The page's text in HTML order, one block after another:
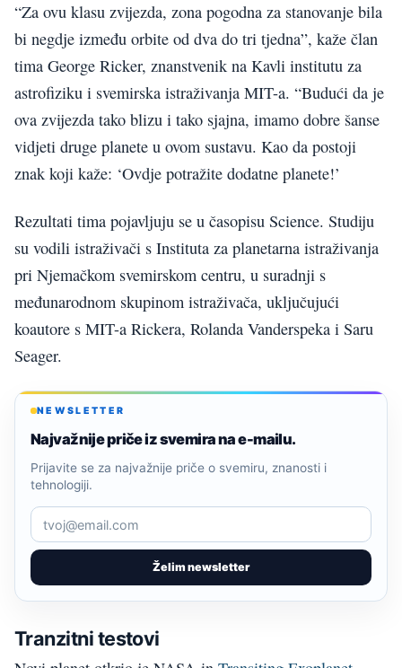
“Za ovu klasu zvijezda, zona pogodna za stanovanje bila
bi negdje između orbite od dva do tri tjedna”, kaže član
tima George Ricker, znanstvenik na Kavli institutu za
astrofiziku i svemirska istraživanja MIT-a. “Budući da je
ova zvijezda tako blizu i tako sjajna, imamo dobre šanse
vidjeti druge planete u ovom sustavu. Kao da postoji
znak koji kaže: ‘Ovdje potražite dodatne planete!’
Rezultati tima pojavljuju se u časopisu Science. Studiju
su vodili istraživači s Instituta za planetarna istraživanja
pri Njemačkom svemirskom centru, u suradnji s
međunarodnom skupinom istraživača, uključujući
koautore s MIT-a Rickera, Rolanda Vanderspeka i Saru
Seager.
NEWSLETTER
Najvažnije priče iz svemira na e-mailu.
Želim newsletter
Prijavite se za najvažnije priče o svemiru, znanosti i
tehnologiji.
Tranzitni testovi